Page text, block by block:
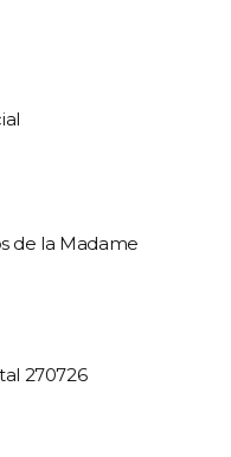
de la Madame
270726